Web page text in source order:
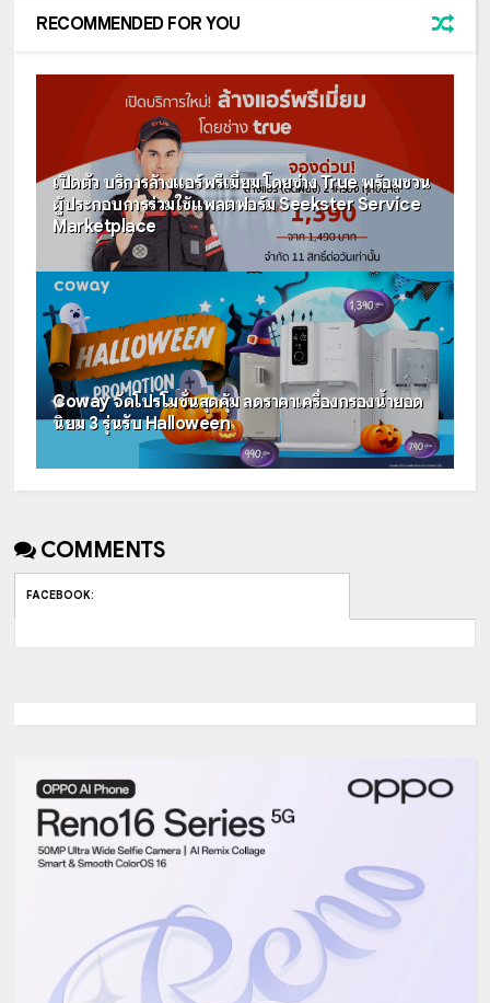
RECOMMENDED FOR YOU
เปิดตัว บริการล้างแอร์พรีเมี่ยม โดยช่าง True พร้อมชวน
ผู้ประกอบการร่วมใช้แพลตฟอร์ม Seekster Service
Marketplace
Coway จัดโปรโมชั่นสุดคุ้ม ลดราคาเครื่องกรองน้ำยอด
นิยม 3 รุ่นรับ Halloween
COMMENTS
FACEBOOK: